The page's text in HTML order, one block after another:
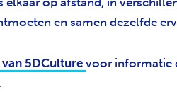
en samen dezelfde
5DCulturevoor informatie